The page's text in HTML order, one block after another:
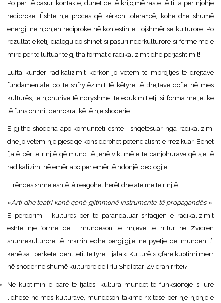
Po për të pasur kontakte, duhet që të krijojmë raste të tilla për njohje
reciproke. Është një proces që kërkon tolerancë, kohë dhe shumë
energji në njohjen reciproke në kontestin e llojshmërisë kulturore. Po
rezultat e këtij dialogu do shihet si pasuri ndërkulturore si formë më e
mirë për të luftuar të gjitha format e radikalizimit dhe përjashtimit!
Lufta kundër radikalizimit kërkon jo vetëm të mbrojtjes të drejtave
fundamentale po të shfrytëzimit të këtyre të drejtave qoftë në mes
kulturës, të njohurive të ndryshme, të edukimit etj, si forma më jetike
të funsionimit demokratikë të një shoqërie.
E gjithë shoqëria apo komuniteti është i shqëtësuar nga radikalizimi
dhe jo vetëm një pjesë që konsiderohet potencialisht e rrezikuar. Bëhet
fjalë për të rinjtë që mund të jenë viktimë e të panjohurave që sjellë
radikalizimi në emër apo për emër të ndonjë ideologjie!
E rëndësishme është të reagohet herët dhe atë me të rinjtë.
«Arti dhe teatri kanë qenë gjithmonë instrumente të propagandës».
E përdorimi i kulturës për të parandaluar shfaqjen e radikalizimit
është një formë që i mundëson të rinjëve të rritur në Zvicrën
shumëkulturore të marrin edhe përgjigjje në pyetje që munden t’i
kenë sa i përketë identitetit të tyre. Fjala « Kulturë » çfarë kuptimi merr
në shoqërinë shumë kulturore që i riu Shqiptar-Zvicran rritet?
Në kuptimin e parë të fjalës, kultura mundet të funksionojë si urë
lidhëse në mes kulturave, mundëson takime nxitëse për një njohje e